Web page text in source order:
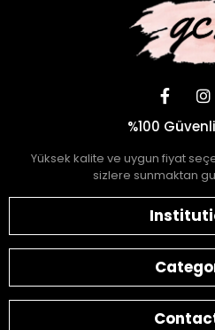
%100
Yüksek kalite ve uygun fiyat
sizlere sunmaktan